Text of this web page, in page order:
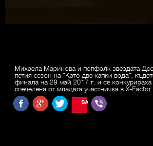
Михаела Маринова и попфолк звездата
петия сезон на "Като две капки вода",
финала на 29 май 2017 г. и се конкурираха
спечелена от младата участничка в X-Factor.
SAVE